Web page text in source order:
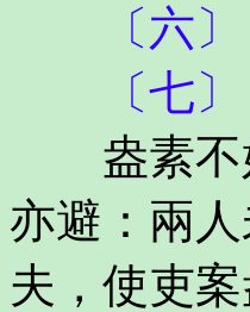
〔六〕
〔七〕
盎素不好
亦避：兩
夫，使吏